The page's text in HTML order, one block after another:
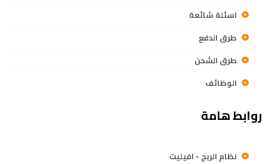
اسئلة شائعة
طرق الدفع
طرق الشحن
الوظائف
روابط هامة
نظام الربح - افيليت